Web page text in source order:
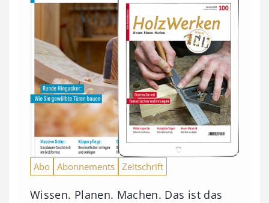
Abo Abonnements Zeitschrift
Wissen. Planen. Machen. Das ist das